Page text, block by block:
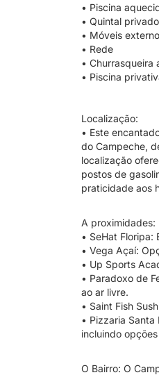
• Piscina
• Quintal
• Móveis
• Rede
• Churrasqueira
• Piscina
Localização:
• Este
do Campeche,
localização
postos de
praticidade aos
A proximidades:
• SeHat Floripa:
• Vega Açaí:
• Up Sports
• Paradoxo de
ao ar livre.
• Saint Fish
• Pizzaria
incluindo
O Bairro: O